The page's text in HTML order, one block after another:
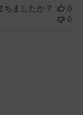
ちましたか？
0
0